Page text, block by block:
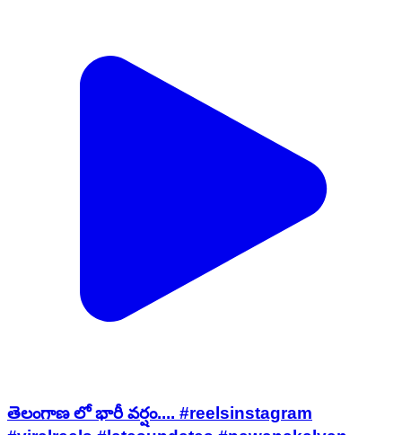
తెలంగాణ లో భారీ వర్షం.... #reelsinstagram